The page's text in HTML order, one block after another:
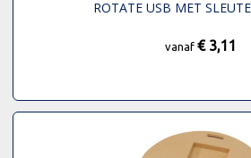
ROTATE USB MET
vanaf € 3,11